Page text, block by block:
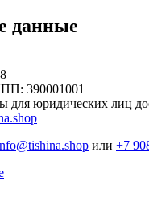
данные
390001001
для юридических лиц
или +7